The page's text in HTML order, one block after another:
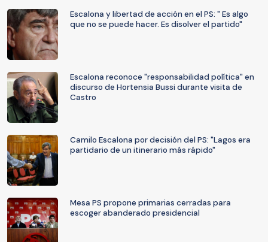
Escalona y libertad de acción en el PS: " Es algo
que no se puede hacer. Es disolver el partido"
Escalona reconoce "responsabilidad política" en
discurso de Hortensia Bussi durante visita de
Castro
Camilo Escalona por decisión del PS: "Lagos era
partidario de un itinerario más rápido"
Mesa PS propone primarias cerradas para
escoger abanderado presidencial